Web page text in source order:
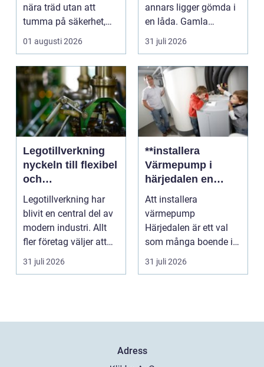
nära träd utan att
tumma på säkerhet,
trivsel eller hållbarhe...
01 augusti 2026
annars ligger gömda i
en låda. Gamla
smycken, ärvda
föremål el...
31 juli 2026
Legotillverkning
nyckeln till flexibel
och
kostnadseffektiv
produktion
Legotillverkning har
blivit en central del av
modern industri. Allt
fler företag väljer att
lägga ut...
31 juli 2026
**installera
Värmepump i
härjedalen en
hållbar
framtidslösning**
Att installera
värmepump
Härjedalen är ett val
som många boende i
denna vackra del av
Sverige gör fö...
31 juli 2026
Adress